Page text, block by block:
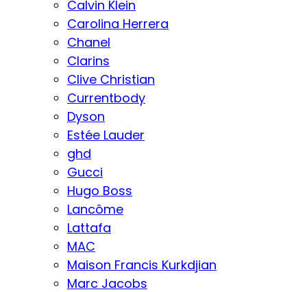
Calvin Klein
Carolina Herrera
Chanel
Clarins
Clive Christian
Currentbody
Dyson
Estée Lauder
ghd
Gucci
Hugo Boss
Lancôme
Lattafa
MAC
Maison Francis Kurkdjian
Marc Jacobs